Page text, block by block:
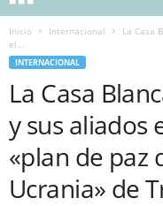
Inicio Internacional
La Casa
el...
INTERNACIONAL
La Casa
y sus aliados
«plan de paz
Ucrania» de